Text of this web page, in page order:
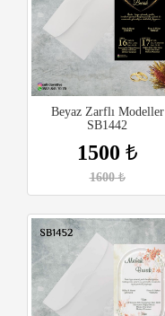
Beyaz Zarflı Modeller
SB1442
1500 ₺
1600₺